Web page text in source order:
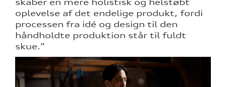
skaber en mere holistisk og helstøbt
oplevelse af det endelige produkt, fordi
processen fra idé og design til den
håndholdte produktion står til fuldt
skue.”